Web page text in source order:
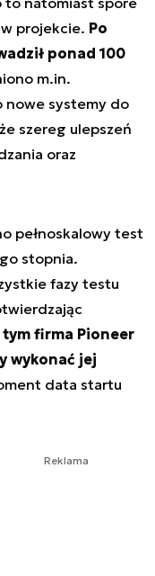
projekcie. Po
ponad 100
m.in.
nowe systemy do
szereg ulepszeń
oraz
pełnoskalowy test
stopnia.
fazy testu
tym firma Pioneer
wykonać jej
data startu
Reklama